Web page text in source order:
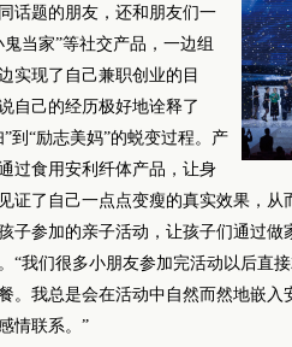
话题的朋友，还和朋友们一
鬼当家”等社交产品，一边组
实现了自己兼职创业的目
自己的经历极好地诠释了
”到“励志美妈”的蜕变过程。产
过食用安利纤体产品，让身
证了自己一点点变瘦的真实效果，
子参加的亲子活动，让孩子们通过
“我们很多小朋友参加完活动以后直
。我总是会在活动中自然而然地嵌
情联系。”